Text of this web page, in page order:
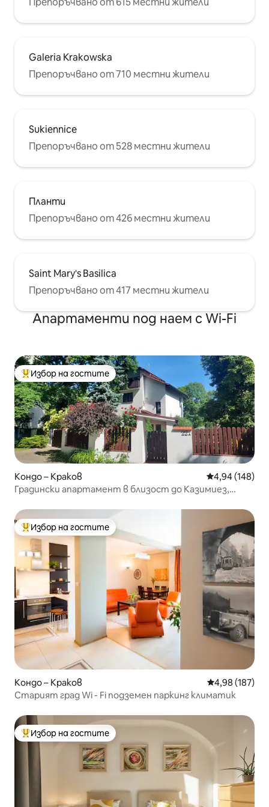
Galeria Krakowska
Препоръчвано от 710 местни жители
Sukiennice
Препоръчвано от 528 местни жители
Планти
Препоръчвано от 426 местни жители
Saint Mary's Basilica
Препоръчвано от 417 местни жители
Апартаменти под наем с Wi-Fi
Най-популярен избор на гостите
Избор на гостите
Кондо – Краков Средна
4,94 (148)
Градински апартамент в близост до Казимиез,
Най-популярен избор на гостите
Избор на гостите
Кондо – Краков Средна
4,98 (187)
Старият град Wi - Fi подземен паркинг климатик
Най-популярен избор на гостите
Избор на гостите